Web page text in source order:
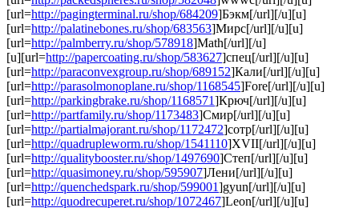
[url=http://pagingterminal.ru/shop/684209]Бэкм[/url][/u][u]
[url=http://palatinebones.ru/shop/683563]Мирс[/url][/u][u]
[url=http://palmberry.ru/shop/578918]Math[/url][/u]
[u][url=http://papercoating.ru/shop/583627]спец[/url][/u][u]
[url=http://paraconvexgroup.ru/shop/689152]Кали[/url][/u][u]
[url=http://parasolmonoplane.ru/shop/1168545]Fore[/url][/u][u]
[url=http://parkingbrake.ru/shop/1168571]Крюч[/url][/u][u]
[url=http://partfamily.ru/shop/1173483]Смир[/url][/u][u]
[url=http://partialmajorant.ru/shop/1172472]сотр[/url][/u][u]
[url=http://quadrupleworm.ru/shop/1541110]XVII[/url][/u][u]
[url=http://qualitybooster.ru/shop/1497690]Степ[/url][/u][u]
[url=http://quasimoney.ru/shop/595907]Лени[/url][/u][u]
[url=http://quenchedspark.ru/shop/599001]gyun[/url][/u][u]
[url=http://quodrecuperet.ru/shop/1072467]Leon[/url][/u][u]